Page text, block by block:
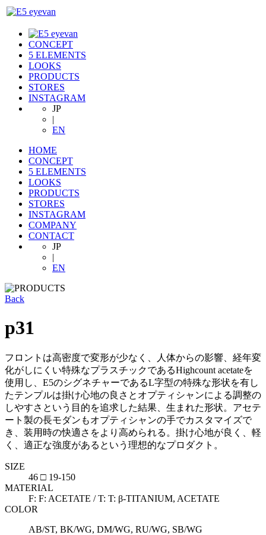
CONCEPT
5 ELEMENTS
LOOKS
PRODUCTS
STORES
INSTAGRAM
JP
|
EN
HOME
CONCEPT
5 ELEMENTS
LOOKS
PRODUCTS
STORES
INSTAGRAM
COMPANY
CONTACT
JP
|
EN
Back
p31
フロントは高密度で変形が少なく、人体からの影響、経年変
化がしにくい特殊なプラスチックであるHighcount acetateを
使用し、E5のシグネチャーであるL字型の特殊な形状を有し
たテンプルは掛け心地の良さとオプティシャンによる調整の
しやすさという目的を追求した結果、生まれた形状。アセテ
ート製の長モダンもオプティシャンの手でカスタマイズで
き、装用時の快適さをより高められる。掛け心地が良く、軽
く、適正な強度があるという理想的なプロダクト。
SIZE
46 □ 19-150
MATERIAL
F: F: ACETATE / T: T: β-TITANIUM, ACETATE
COLOR
AB/ST, BK/WG, DM/WG, RU/WG, SB/WG